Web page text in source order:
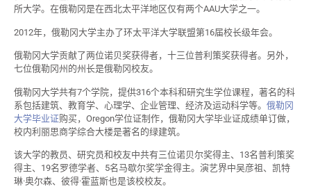
所大学。在俄勒冈是在西北太平洋地区仅有两个AAU大学之一。
2012年，俄勒冈大学主办了环太平洋大学联盟第16届校长级年会。
俄勒冈大学贡献了两位诺贝奖获得者，十三位普利策奖获得者。另外，
七位俄勒冈州的州长是俄勒冈校友。
俄勒冈大学共有7个学院，提供316个本科和研究生学位课程，著名的科
系包括建筑、教育学、心理学、企业管理、经济及运动科学等。 俄勒冈
大学毕业证购买，Oregon学位证制作，俄勒冈大学毕业证成绩单订做，
校内利丽思商学综合大楼是著名的绿建筑。
该大学的教员、研究员和校友中共有三位诺贝尔奖得主、13名普利策奖
得主、19名罗德学者、5名马歇尔奖学金得主。演艺界中吴彦祖、凯特
琳·奥尔森、彼得·霍蓝斯也是该校校友。